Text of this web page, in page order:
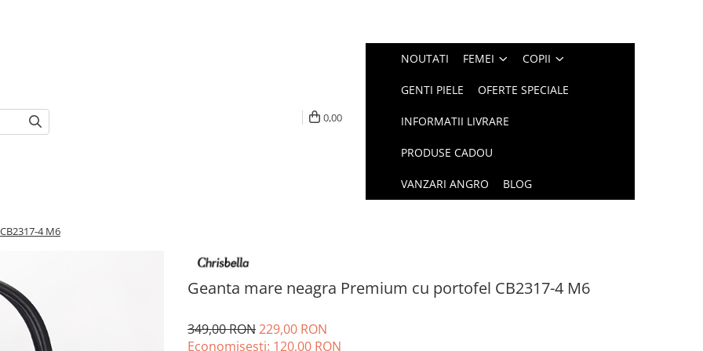
0,00
NOUTATI FEMEI COPII
GENTI PIELE OFERTE SPECIALE
INFORMATII LIVRARE
PRODUSE CADOU
VANZARI ANGRO BLOG
4 M6
Geanta mare neagra Premium cu portofel CB2317-4 M6
349,00 RON229,00 RON
Economisesti: 120,00 RON